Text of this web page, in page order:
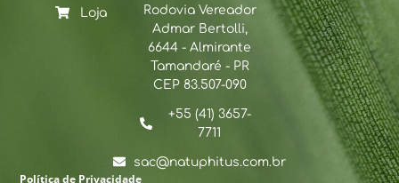
Loja
Rodovia Vereador
Admar Bertolli,
6644 - Almirante
Tamandaré - PR
CEP 83.507-090
+55 (41) 3657-
7711
sac@natuphitus.com.br
Política de Privacidade